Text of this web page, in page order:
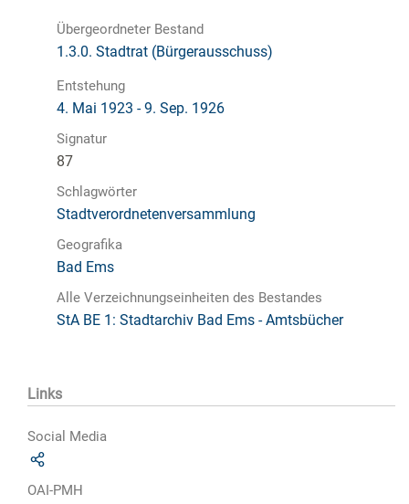
Übergeordneter Bestand
1.3.0. Stadtrat (Bürgerausschuss)
Entstehung
4. Mai 1923 - 9. Sep. 1926
Signatur
87
Schlagwörter
Stadtverordnetenversammlung
Geografika
Bad Ems
Alle Verzeichnungseinheiten des Bestandes
StA BE 1: Stadtarchiv Bad Ems - Amtsbücher
Links
Social Media
OAI-PMH